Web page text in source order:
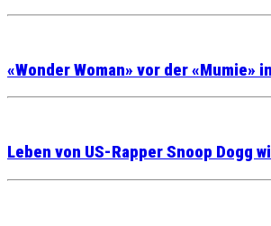
«Wonder Woman» vor der «Mumie»
Leben von US-Rapper Snoop Dogg